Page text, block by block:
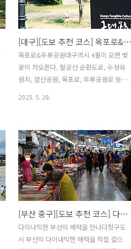
[대구][도보 추천 코스] 옥포로&두류공원
옥포로&두류공원대구역시 4월이 오면 벚
꽃이 차오른다. 팔공산 순환도로, 수성유
원지, 앞산공원, 옥포로, 두류공원로 등
두류공원 벚꽃길이 손꼽힌다. 하늘이 보
이지 않을 만큼 빼곡하게 꽃이 핀 벚나무
아래를 걷다 바람을 만나면 그림처럼 꽃
비가 내리는 길을 걷게 된다. 이 벚꽃 터널
을 중앙에 두고 양옆으로 도보전용 논길
과 우회 도로변 꽃길이 나란히 이어진다.
조명으로 도드라진 이월드의 83타워와 색
색의 조명이 어우러진 야간벚꽃축제도 장
관이다. ※ 소개 정보 - 코스 총거리 :
35.66km - 코스 일정 : 기타 - 코스 총 소
2025. 5. 28.
[부산 중구][도보 추천 코스] 다이나믹한 부산의 매력을 만나다
다이나믹한 부산의 매력을 만나다항구도
시 부산의 다이내믹한 매력을 직접 걸으